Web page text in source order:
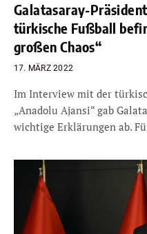
Galatasaray-
türkische Fußball
großen Chaos“
17. MÄRZ 2022
Im Interview mit der
„Anadolu Ajansi“ gab
wichtige Erklärungen ab.